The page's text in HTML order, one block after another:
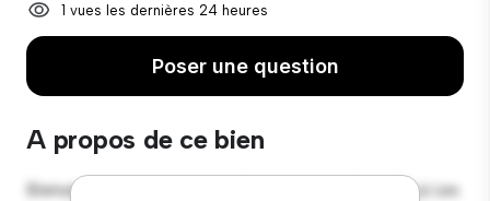
1 vues les dernières 24 heures
Poser une question
A propos de ce bien
Bienvenue dans votre nouvelle retraite confortable à Les